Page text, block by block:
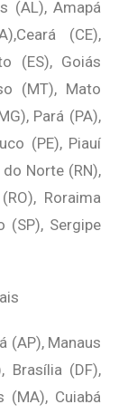
(AL), Amapá
(CE),
(ES), Goiás
(MT), Mato
Pará (PA),
(PE), Piauí
Norte (RN),
Roraima
(SP), Sergipe
(AP), Manaus
Brasília (DF),
(MA), Cuiabá